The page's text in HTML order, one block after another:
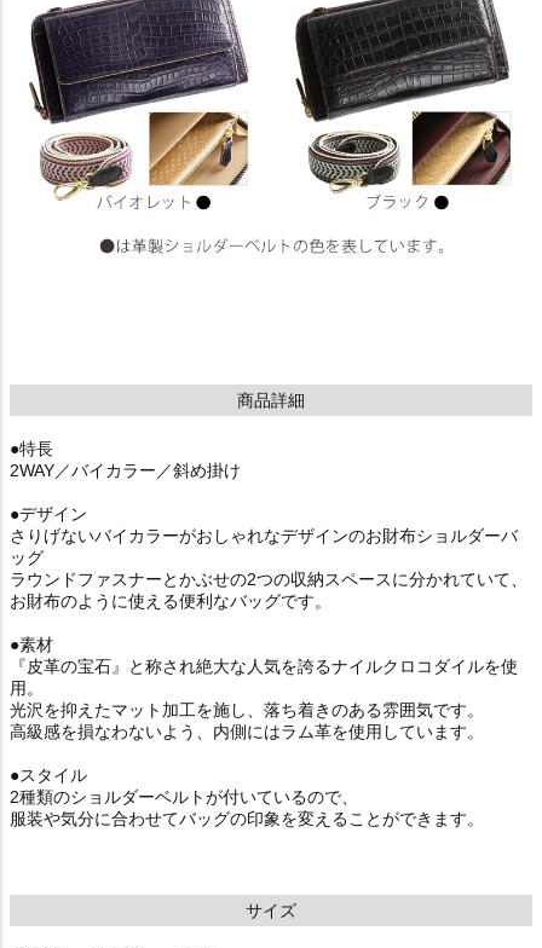
商品詳細
●特長
2WAY／バイカラー／斜め掛け
●デザイン
さりげないバイカラーがおしゃれなデザインのお財布ショルダーバ
ッグ
ラウンドファスナーとかぶせの2つの収納スペースに分かれていて、
お財布のように使える便利なバッグです。
●素材
『皮革の宝石』と称され絶大な人気を誇るナイルクロコダイルを使
用。
光沢を抑えたマット加工を施し、落ち着きのある雰囲気です。
高級感を損なわないよう、内側にはラム革を使用しています。
●スタイル
2種類のショルダーベルトが付いているので、
服装や気分に合わせてバッグの印象を変えることができます。
サイズ